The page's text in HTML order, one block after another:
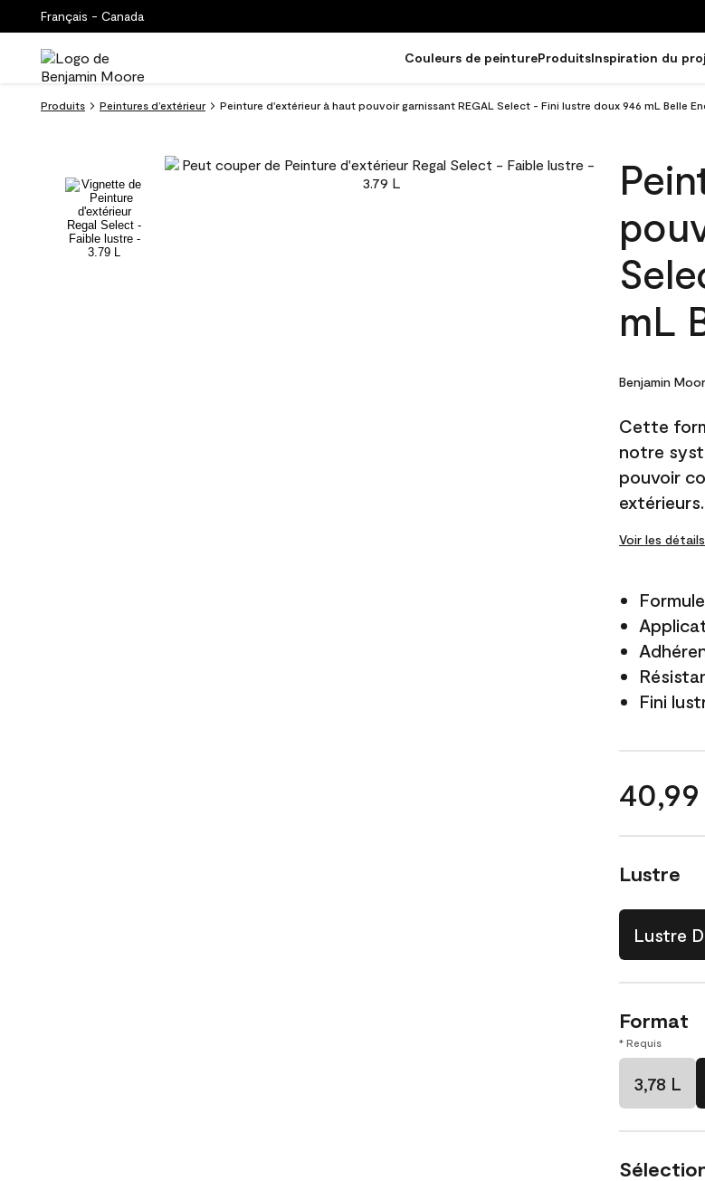
Français - Canada
Couleurs de peintureProduitsInspiration du
Produits Peintures d’extérieur Peinture d'extérieur à haut pouvoir garnissant REGAL Select - Fini lustre doux 946 mL Belle
mL
Benjamin
Cette
notre
pouvoir
extérieurs.
Voir les
Fini
Lustre
Lustre
Format
* Requis
3,78 L